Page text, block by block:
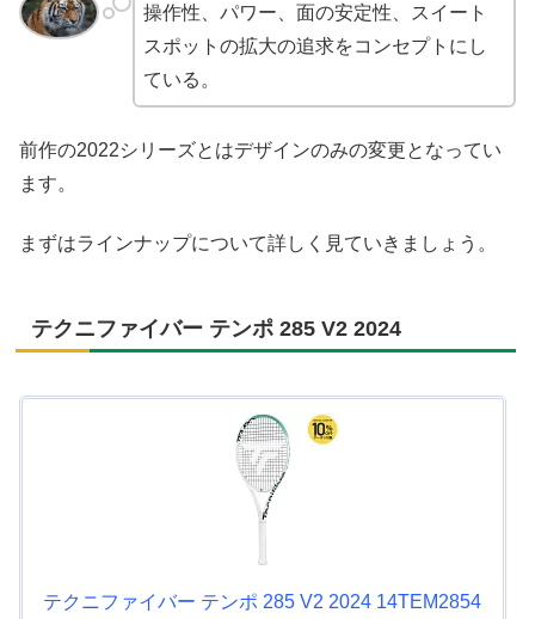
操作性、パワー、面の安定性、スイート
スポットの拡大の追求をコンセプトにし
ている。
前作の2022シリーズとはデザインのみの変更となってい
ます。
まずはラインナップについて詳しく見ていきましょう。
テクニファイバー テンポ 285 V2 2024
テクニファイバー テンポ 285 V2 2024 14TEM2854